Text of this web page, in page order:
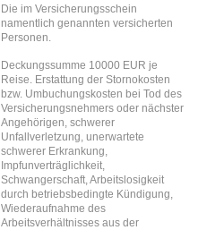
Die im Versicherungsschein
namentlich genannten versicherten
Personen.
Deckungssumme 10000 EUR je
Reise. Erstattung der Stornokosten
bzw. Umbuchungskosten bei Tod des
Versicherungsnehmers oder nächster
Angehörigen, schwerer
Unfallverletzung, unerwartete
schwerer Erkrankung,
Impfunverträglichkeit,
Schwangerschaft, Arbeitslosigkeit
durch betriebsbedingte Kündigung,
Wiederaufnahme des
Arbeitsverhältnisses aus der